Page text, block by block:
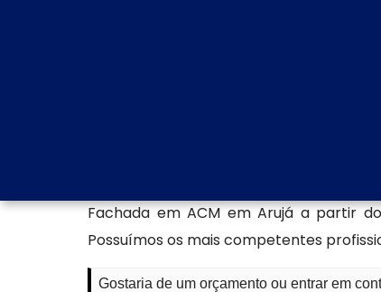
Quer saber mais sobre nossas
catálogo completo. Se preferir,
Fachadas Modernas para Comercio,
Fachada em ACM em Arujá a partir
Possuímos os mais competentes
Gostaria de um orçamento ou entrar em